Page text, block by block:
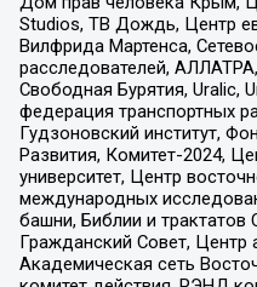
Studios, ТВ Дождь, Центр
Вилфрида Мартенса,
расследователей,
Свободная Бурятия, Uralic,
федерация транспортных
Гудзоновский институт,
Развития, Комитет-2024,
университет, Центр
международных
башни, Библии и трактатов
Гражданский Совет, Центр
Академическая сеть